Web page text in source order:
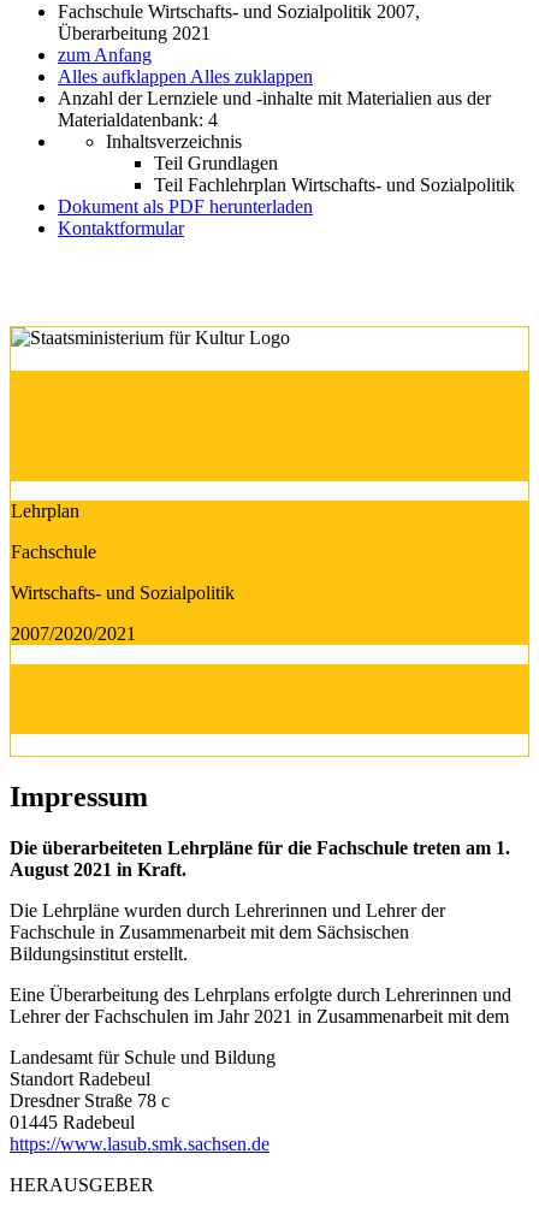
Fachschule Wirtschafts- und Sozialpolitik 2007,
Überarbeitung 2021
zum Anfang
Alles aufklappen Alles zuklappen
Anzahl der Lernziele und -inhalte mit Materialien aus der
Materialdatenbank: 4
Inhaltsverzeichnis
Teil Grundlagen
Teil Fachlehrplan Wirtschafts- und Sozialpolitik
Dokument als PDF herunterladen
Kontaktformular
Lehrplan
Fachschule
Wirtschafts- und Sozialpolitik
2007/2020/2021
Impressum
Die überarbeiteten Lehrpläne für die Fachschule treten am 1.
August 2021 in Kraft.
Die Lehrpläne wurden durch Lehrerinnen und Lehrer der
Fachschule in Zusammenarbeit mit dem Sächsischen
Bildungsinstitut erstellt.
Eine Überarbeitung des Lehrplans erfolgte durch Lehrerinnen und
Lehrer der Fachschulen im Jahr 2021 in Zusammenarbeit mit dem
Landesamt für Schule und Bildung
Standort Radebeul
Dresdner Straße 78 c
01445 Radebeul
https://www.lasub.smk.sachsen.de
HERAUSGEBER